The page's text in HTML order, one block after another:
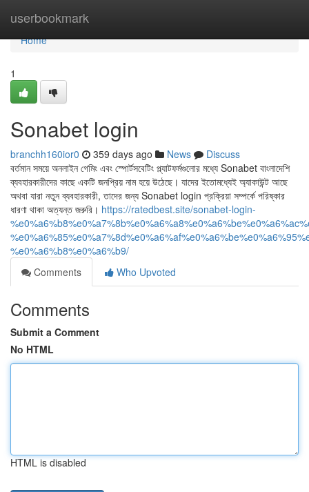
userbookmark
Home
Home
1
Sonabet login
branchh160ior0 359 days ago News
Discuss
বর্তমান সময়ে অনলাইন গেমিং এবং স্পোর্টসবেটিং প্ল্যাটফর্মগুলোর মধ্যে Sonabet বাংলাদেশি
ব্যবহারকারীদের কাছে একটি জনপ্রিয় নাম হয়ে উঠেছে। যাদের ইতোমধ্যেই অ্যাকাউন্ট আছে
অথবা যারা নতুন ব্যবহারকারী, তাদের জন্য Sonabet login প্রক্রিয়া সম্পর্কে পরিষ্কার
ধারণা থাকা অত্যন্ত জরুরি। https://ratedbest.site/sonabet-login-
%e0%a6%b8%e0%a6%b9/
Comments
Who Upvoted
Comments
Submit a Comment
No HTML
HTML is disabled